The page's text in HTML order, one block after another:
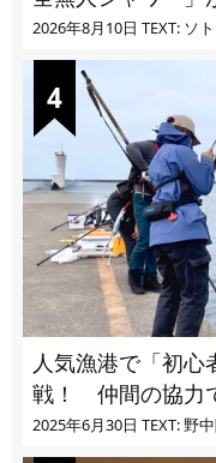
2026年8月10日 TEXT: ソ
人気漁港で「初
戦！ 仲間の協力
に!?
2025年6月30日 TEXT: 野